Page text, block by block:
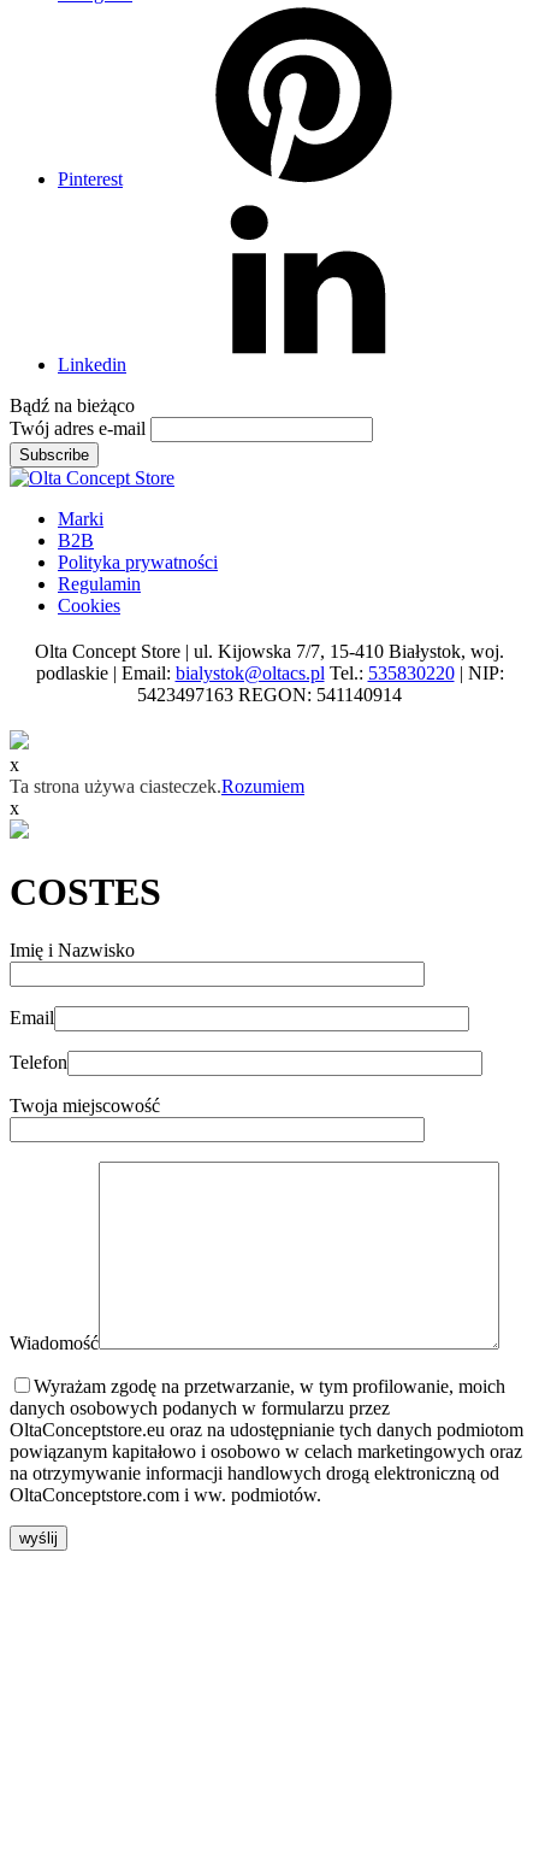
Pinterest
Linkedin
Bądź na bieżąco
Twój adres e-mail
Subscribe
Marki
B2B
Polityka prywatności
Regulamin
Cookies
Olta Concept Store | ul. Kijowska 7/7, 15-410 Białystok, woj.
podlaskie | Email: bialystok@oltacs.pl Tel.: 535830220| NIP:
5423497163 REGON: 541140914
x
Ta strona używa ciasteczek.Rozumiem
x
COSTES
Imię i Nazwisko
Email
Telefon
Twoja miejscowość
Wiadomość
Wyrażam zgodę na przetwarzanie, w tym profilowanie, moich
danych osobowych podanych w formularzu przez
OltaConceptstore.eu oraz na udostępnianie tych danych podmiotom
powiązanym kapitałowo i osobowo w celach marketingowych oraz
na otrzymywanie informacji handlowych drogą elektroniczną od
OltaConceptstore.com i ww. podmiotów.